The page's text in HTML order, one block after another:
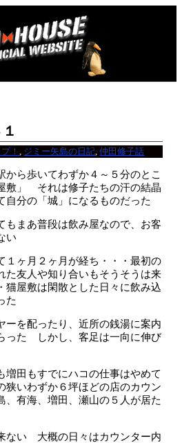
プ！, ジミー矢島の日記,仲田修子話
ら歩いてわずか４～５分のとこ
敷」 それは修子たちの汗の結晶
自分の「城」になるものだった
もまあ普段は飲み屋なので、お客
い
１ヶ月２ヶ月が経ち・・・最初の
た友人や知り合いもそうそうは来
猫屋敷は閑散とした日々に飲み込
た
ーを配ったり、近所の銭湯に案内
った しかし、客足は一向に伸び
増田もすでにハコの仕事はやめて
狭いわずか６坪ほどの店のカウン
、有海、増田、瀬山の５人が居た
ない 大概の日々はカウンター内